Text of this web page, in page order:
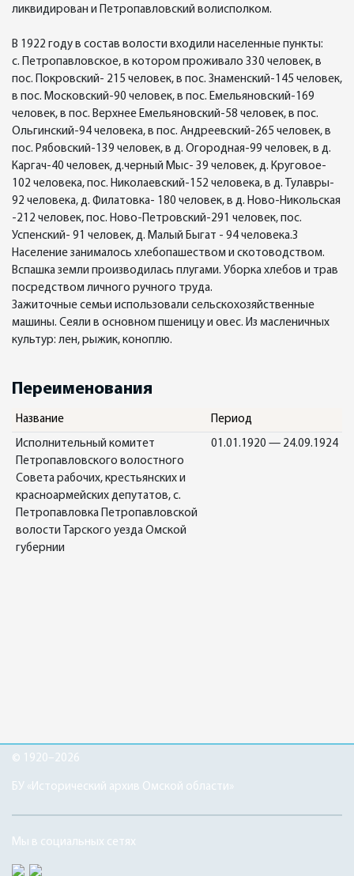
ликвидирован и Петропавловский волисполком.
В 1922 году в состав волости входили населенные пункты:
с. Петропавловское, в котором проживало 330 человек, в
пос. Покровский- 215 человек, в пос. Знаменский-145 человек,
в пос. Московский-90 человек, в пос. Емельяновский-169
человек, в пос. Верхнее Емельяновский-58 человек, в пос.
Ольгинский-94 человека, в пос. Андреевский-265 человек, в
пос. Рябовский-139 человек, в д. Огородная-99 человек, в д.
Каргач-40 человек, д.черный Мыс- 39 человек, д. Круговое-
102 человека, пос. Николаевский-152 человека, в д. Тулавры-
92 человека, д. Филатовка- 180 человек, в д. Ново-Никольская
-212 человек, пос. Ново-Петровский-291 человек, пос.
Успенский- 91 человек, д. Малый Быгат - 94 человека.3
Население занималось хлебопашеством и скотоводством.
Вспашка земли производилась плугами. Уборка хлебов и трав
посредством личного ручного труда.
Зажиточные семьи использовали сельскохозяйственные
машины. Сеяли в основном пшеницу и овес. Из масленичных
культур: лен, рыжик, коноплю.
Переименования
Название Период
Исполнительный комитет
Петропавловского волостного
Совета рабочих, крестьянских и
красноармейских депутатов, с.
Петропавловка Петропавловской
волости Тарского уезда Омской
губернии
01.01.1920 — 24.09.1924
© 1920–2026
БУ «Исторический архив Омской области»
Мы в социальных сетях